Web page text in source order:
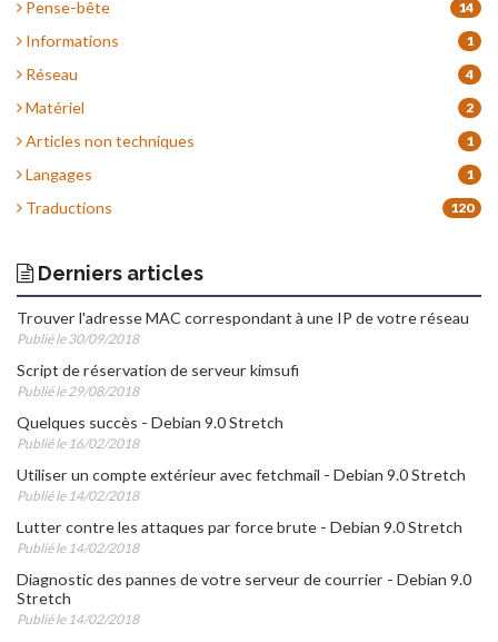
Pense-bête 14
Informations 1
Réseau 4
Matériel 2
Articles non techniques 1
Langages 1
Traductions 120
Derniers articles
Trouver l'adresse MAC correspondant à une IP de votre réseau
Publié le 30/09/2018
Script de réservation de serveur kimsufi
Publié le 29/08/2018
Quelques succès - Debian 9.0 Stretch
Publié le 16/02/2018
Utiliser un compte extérieur avec fetchmail - Debian 9.0 Stretch
Publié le 14/02/2018
Lutter contre les attaques par force brute - Debian 9.0 Stretch
Publié le 14/02/2018
Diagnostic des pannes de votre serveur de courrier - Debian 9.0
Stretch
Publié le 14/02/2018